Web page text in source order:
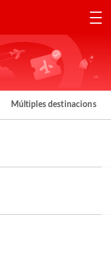
Múltiples destinacions